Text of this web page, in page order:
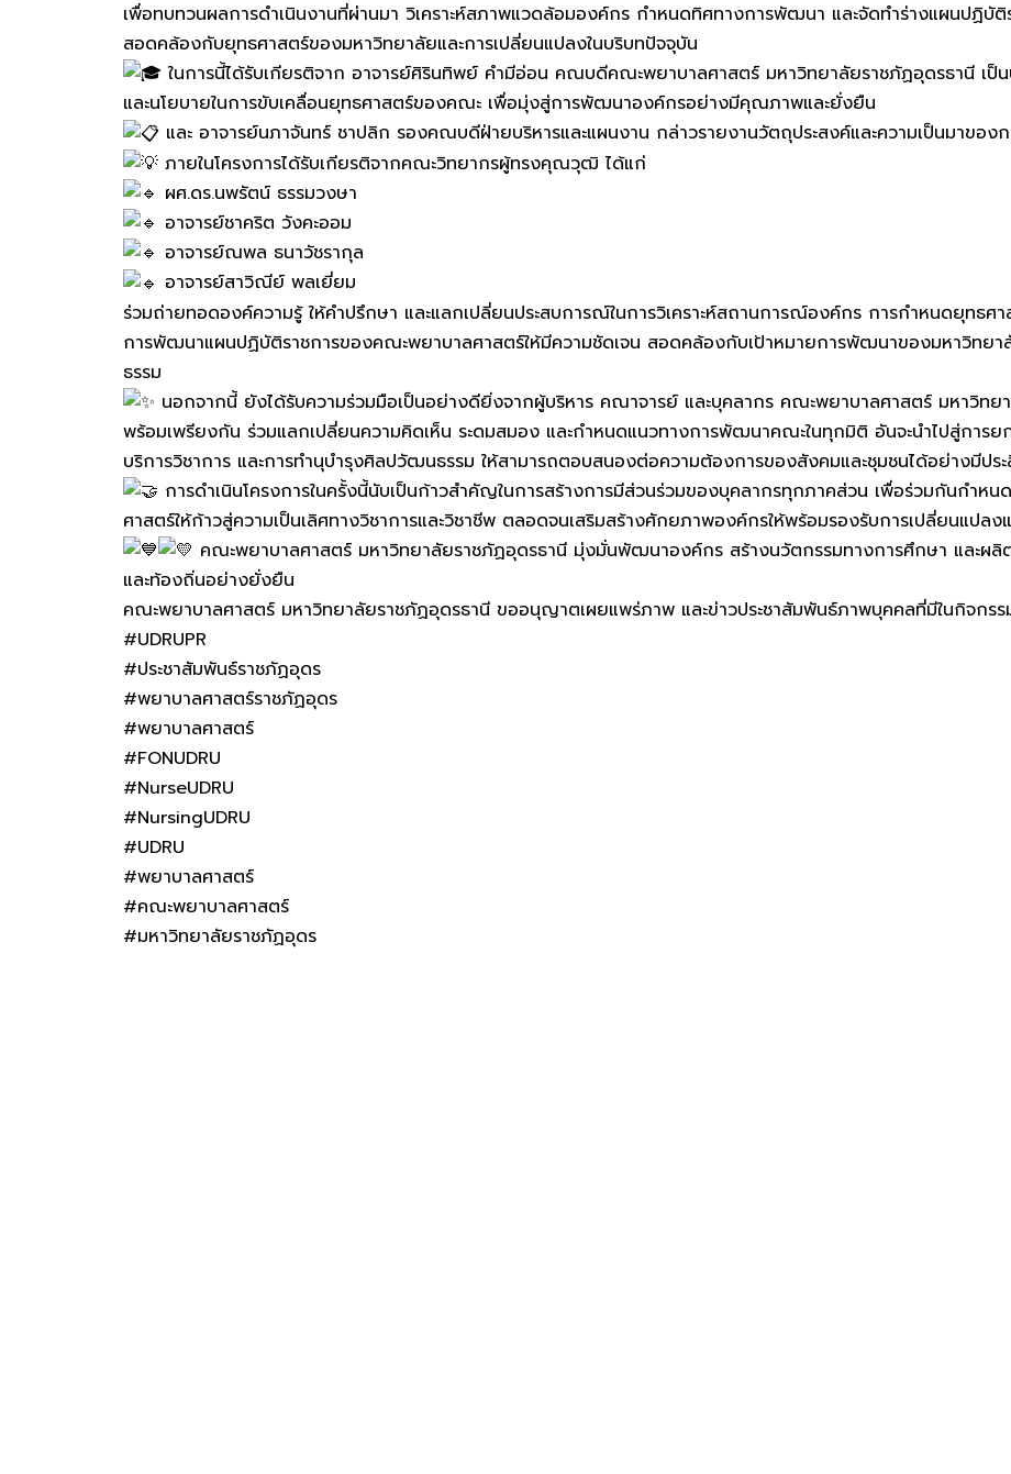
เพื่อทบทวนผลการดำเนินงานที่ผ่านมา วิเคราะห์สภาพแวดล้อมองค์กร กำหนดทิศทางการพัฒนา และจัดทำร่างแผนปฏิบั
สอดคล้องกับยุทธศาสตร์ของมหาวิทยาลัยและการเปลี่ยนแปลงในบริบทปัจจุบัน
ในการนี้ได้รับเกียรติจาก อาจารย์ศิรินทิพย์ คำมีอ่อน คณบดีคณะพยาบาลศาสตร์ มหาวิทยาลัยราชภัฏอุดรธานี เป็น
และนโยบายในการขับเคลื่อนยุทธศาสตร์ของคณะ เพื่อมุ่งสู่การพัฒนาองค์กรอย่างมีคุณภาพและยั่งยืน
และ อาจารย์นภาจันทร์ ชาปลิก รองคณบดีฝ่ายบริหารและแผนงาน กล่าวรายงานวัตถุประสงค์และความเป็นมาของก
ภายในโครงการได้รับเกียรติจากคณะวิทยากรผู้ทรงคุณวุฒิ ได้แก่
ผศ.ดร.นพรัตน์ ธรรมวงษา
อาจารย์ชาคริต วังคะออม
อาจารย์ณพล ธนาวัชรากุล
อาจารย์สาวิณีย์ พลเยี่ยม
ร่วมถ่ายทอดองค์ความรู้ ให้คำปรึกษา และแลกเปลี่ยนประสบการณ์ในการวิเคราะห์สถานการณ์องค์กร การกำหนดยุทธศ
การพัฒนาแผนปฏิบัติราชการของคณะพยาบาลศาสตร์ให้มีความชัดเจน สอดคล้องกับเป้าหมายการพัฒนาของมหาวิทยา
ธรรม
นอกจากนี้ ยังได้รับความร่วมมือเป็นอย่างดียิ่งจากผู้บริหาร คณาจารย์ และบุคลากร คณะพยาบาลศาสตร์ มหาวิทย
พร้อมเพรียงกัน ร่วมแลกเปลี่ยนความคิดเห็น ระดมสมอง และกำหนดแนวทางการพัฒนาคณะในทุกมิติ อันจะนำไปสู่การ
บริการวิชาการ และการทำนุบำรุงศิลปวัฒนธรรม ให้สามารถตอบสนองต่อความต้องการของสังคมและชุมชนได้อย่างมีปร
การดำเนินโครงการในครั้งนี้นับเป็นก้าวสำคัญในการสร้างการมีส่วนร่วมของบุคลากรทุกภาคส่วน เพื่อร่วมกันกำ
ศาสตร์ให้ก้าวสู่ความเป็นเลิศทางวิชาการและวิชาชีพ ตลอดจนเสริมสร้างศักยภาพองค์กรให้พร้อมรองรับการเปลี่ยนแปลง
คณะพยาบาลศาสตร์ มหาวิทยาลัยราชภัฏอุดรธานี มุ่งมั่นพัฒนาองค์กร สร้างนวัตกรรมทางการศึกษา และ
และท้องถิ่นอย่างยั่งยืน
คณะพยาบาลศาสตร์ มหาวิทยาลัยราชภัฏอุดรธานี ขออนุญาตเผยแพร่ภาพ และข่าวประชาสัมพันธ์ภาพบุคคลที่มีในกิจกรร
#UDRUPR
#ประชาสัมพันธ์ราชภัฏอุดร
#พยาบาลศาสตร์ราชภัฏอุดร
#พยาบาลศาสตร์
#FONUDRU
#NurseUDRU
#NursingUDRU
#UDRU
#พยาบาลศาสตร์
#คณะพยาบาลศาสตร์
#มหาวิทยาลัยราชภัฏอุดร